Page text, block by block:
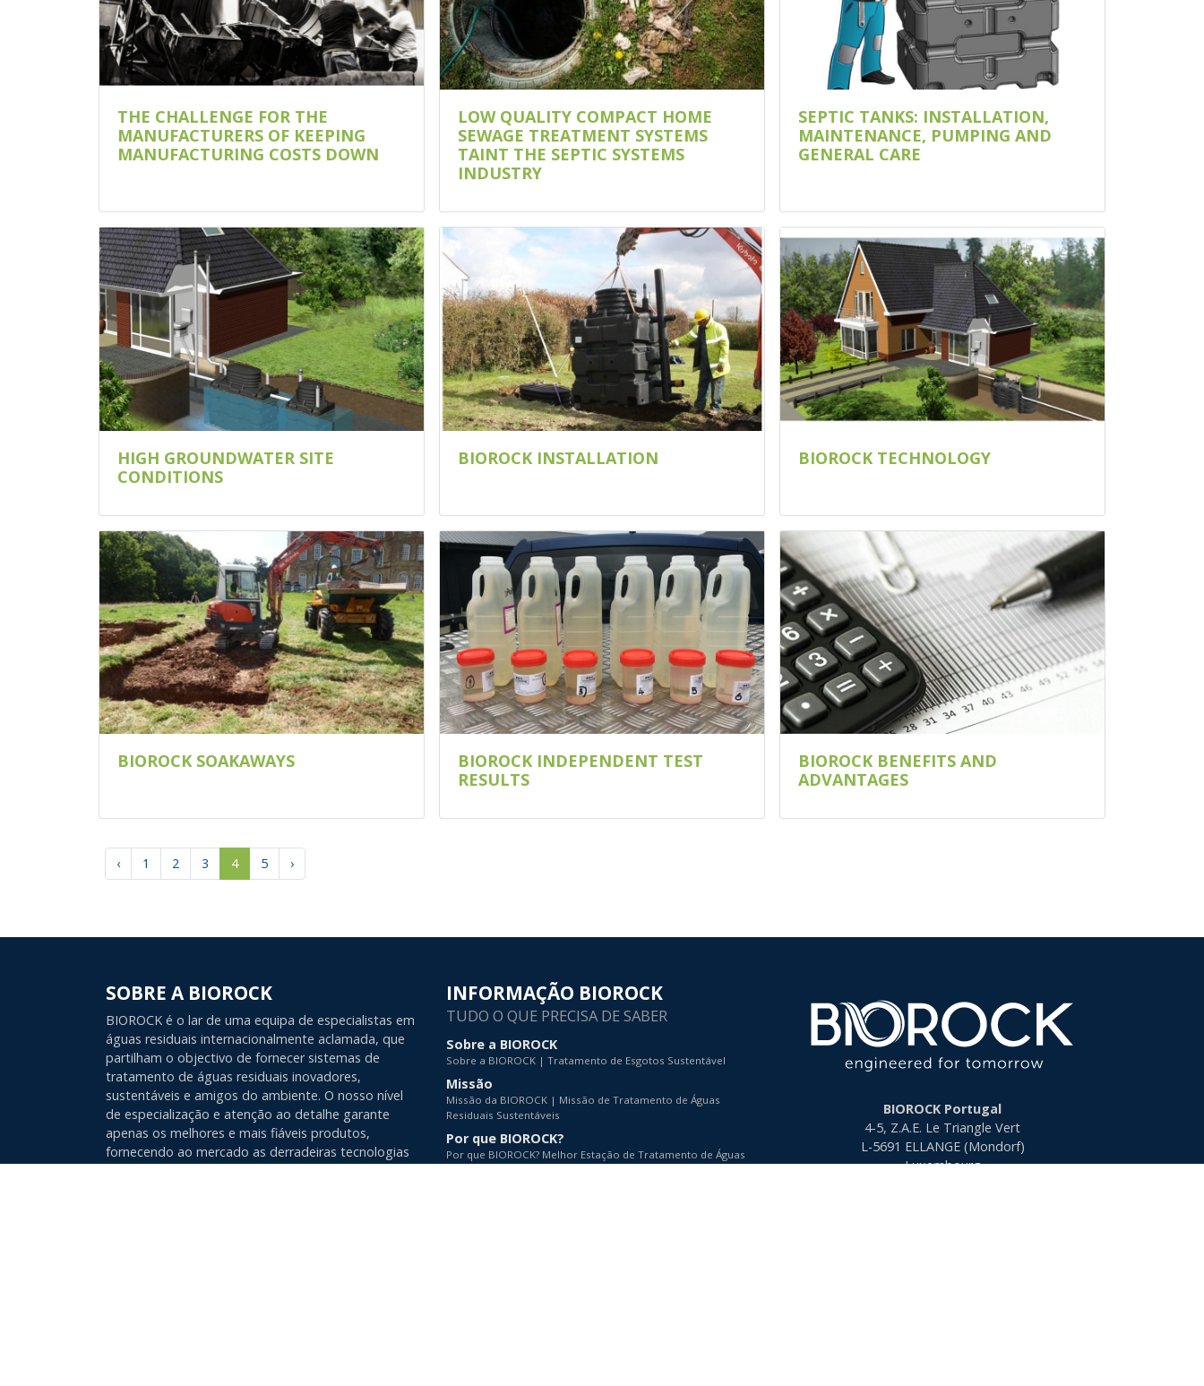
THE CHALLENGE FOR THE
MANUFACTURERS OF KEEPING
MANUFACTURING COSTS DOWN
LOW QUALITY COMPACT HOME
SEWAGE TREATMENT SYSTEMS
TAINT THE SEPTIC SYSTEMS
INDUSTRY
SEPTIC TANKS: INSTALLATION,
MAINTENANCE, PUMPING AND
GENERAL CARE
HIGH GROUNDWATER SITE
CONDITIONS
BIOROCK INSTALLATION BIOROCK TECHNOLOGY
BIOROCK SOAKAWAYS
BIOROCK INDEPENDENT TEST
RESULTS
BIOROCK BENEFITS AND
ADVANTAGES
‹ 1 2 3 4 5 ›
SOBRE A BIOROCK
BIOROCK é o lar de uma equipa de especialistas em
águas residuais internacionalmente aclamada, que
partilham o objectivo de fornecer sistemas de
tratamento de águas residuais inovadores,
sustentáveis e amigos do ambiente. O nosso nível
de especialização e atenção ao detalhe garante
apenas os melhores e mais fiáveis produtos,
fornecendo ao mercado as derradeiras tecnologias
INFORMAÇÃO BIOROCK
TUDO O QUE PRECISA DE SABER
Sobre a BIOROCK
Sobre a BIOROCK | Tratamento de Esgotos Sustentável
Missão
Missão da BIOROCK | Missão de Tratamento de Águas
Residuais Sustentáveis
Por que BIOROCK?
Por que BIOROCK? Melhor Estação de Tratamento de Águas
BIOROCK Portugal
4-5, Z.A.E. Le Triangle Vert
L-5691 ELLANGE (Mondorf)
Luxembourg